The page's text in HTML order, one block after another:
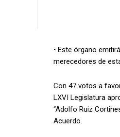
• Este órgano
merecedores de
Con 47 votos a
LXVI Legislatura
“Adolfo Ruiz
Acuerdo.